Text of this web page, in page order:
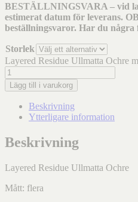
BESTÄLLNINGSVARA – vid
estimerat datum för leverans.
beställningsvaror. Har du några
Storlek
Layered Residue Ullmatta Ochre
Lägg till i varukorg
Beskrivning
Ytterligare information
Beskrivning
Layered Residue Ullmatta Ochre
Mått: flera